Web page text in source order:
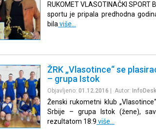
RUKOMET VLASOTINAČKI
sportu je pripala predhodna
bilaviše…
ŽRK „Vlasotince“ se
– grupa Istok
Objavljeno: 01.12.2016 | Autor: InfoDesk
Ženski rukometni klub
Srbije – grupa Istok (žene),
rezultatom 18:9 više…